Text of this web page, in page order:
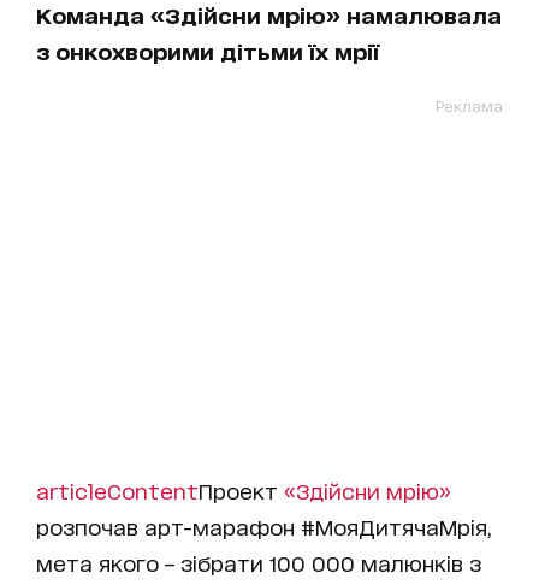
Команда «Здійсни мрію» намалювала
з онкохворими дітьми їх мрії
Реклама
articleContentПроект «Здійсни мрію»
розпочав арт-марафон #МояДитячаМрія,
мета якого – зібрати 100 000 малюнків з